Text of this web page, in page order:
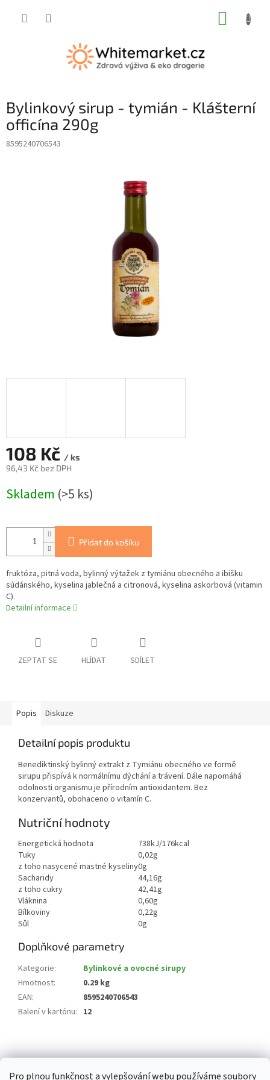
Pro plnou funkčnost a vylepšování webu používáme soubory
Bylinkový sirup - tymián - Klášterní
officína 290g
8595240706543
108 Kč / ks
96,43 Kč bez DPH
cena:
Skladem (>5 ks)
Přidat do košíku
fruktóza, pitná voda, bylinný výtažek z tymiánu obecného a ibišku
súdánského, kyselina jablečná a citronová, kyselina askorbová (vitamin
C).
Detailní informace
ZEPTAT SE HLÍDAT SDÍLET
Popis Diskuze
Detailní popis produktu
Benediktinský bylinný extrakt z Tymiánu obecného ve formě
sirupu přispívá k normálnímu dýchání a trávení. Dále napomáhá
odolnosti organismu je přírodním antioxidantem. Bez
konzervantů, obohaceno o vitamín C.
Nutriční hodnoty
Energetická hodnota
738kJ/176kcal
Tuky
0,02g
z toho nasycené mastné kyseliny0g
Sacharidy
44,16g
z toho cukry
42,41g
Vláknina
0,60g
Bílkoviny
0,22g
Sůl
0g
Doplňkové parametry
Kategorie:
Bylinkové a ovocné sirupy
Hmotnost:
0.29 kg
EAN:
8595240706543
Balení v kartónu: 12
á